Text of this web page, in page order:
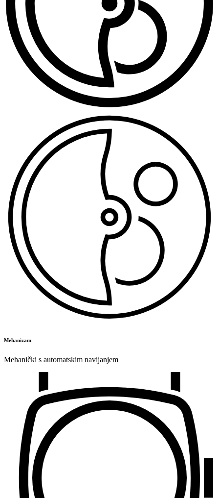
Mehanizam
Mehanički s automatskim navijanjem